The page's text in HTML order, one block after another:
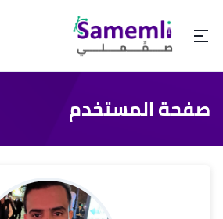
صفحة المستخدم